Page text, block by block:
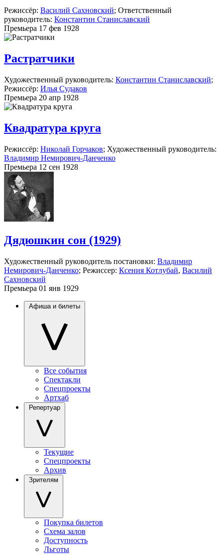
Режиссёр: Василий Сахновский; Ответственный
руководитель: Константин Станиславский
Премьера 17 фев 1928
Растратчики
Художественный руководитель: Константин Станиславский;
Режиссёр: Илья Судаков
Премьера 20 апр 1928
Квадратура круга
Режиссёр: Николай Горчаков; Художественный руководитель:
Владимир Немирович-Данченко
Премьера 12 сен 1928
Дядюшкин сон (1929)
Художественный руководитель постановки: Владимир
Немирович-Данченко; Режиссер: Ксения Котлубай, Василий
Сахновский
Премьера 01 янв 1929
Афиша и билеты
Все события
Спектакли
Спецпроекты
Артхаб
Репертуар
Текущие
Спецпроекты
Архив
Зрителям
Покупка билетов
Схема залов
Доступность
Льготы